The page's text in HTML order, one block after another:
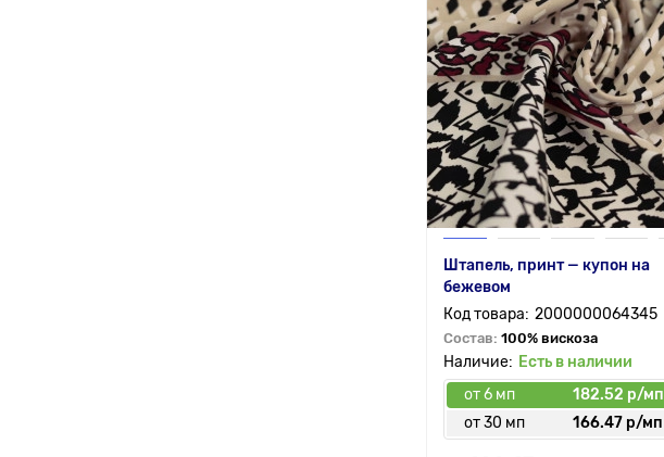
Штапель, принт — купон на
бежевом
2000000064345
Состав: 100% вискоза
Есть в наличии
от 6 мп
182.52 р/мп
от 30 мп
166.47 р/мп